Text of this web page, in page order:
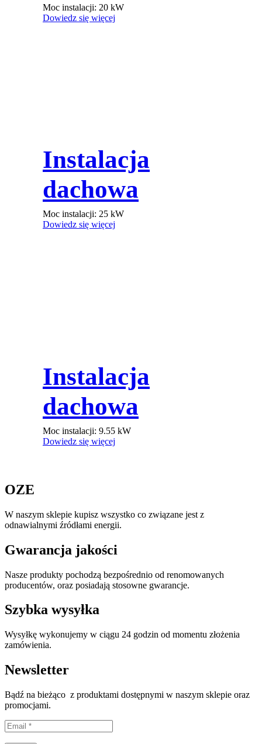
Moc instalacji: 20 kW
Dowiedz się więcej
Instalacja
dachowa
Moc instalacji: 25 kW
Dowiedz się więcej
Instalacja
dachowa
Moc instalacji: 9.55 kW
Dowiedz się więcej
OZE
W naszym sklepie kupisz wszystko co związane jest z
odnawialnymi źródłami energii.
Gwarancja jakości
Nasze produkty pochodzą bezpośrednio od renomowanych
producentów, oraz posiadają stosowne gwarancje.
Szybka wysyłka
Wysyłkę wykonujemy w ciągu 24 godzin od momentu złożenia
zamówienia.
Newsletter
Bądź na bieżąco z produktami dostępnymi w naszym sklepie oraz
promocjami.